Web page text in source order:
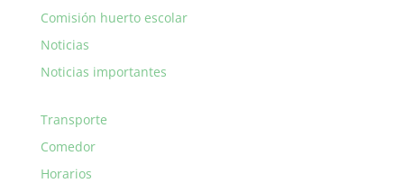
Comisión huerto escolar
Noticias
Noticias importantes
Transporte
Comedor
Horarios